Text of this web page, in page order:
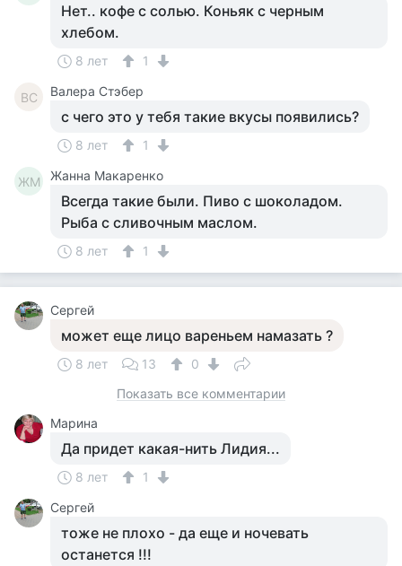
Нет.. кофе с солью. Коньяк с черным
хлебом.
8 лет 1
ВС Валера Стэбер
с чего это у тебя такие вкусы появились?
8 лет 1
ЖМ Жанна Макаренко
Всегда такие были. Пиво с шоколадом.
Рыба с сливочным маслом.
8 лет 1
Сергей
может еще лицо вареньем намазать ?
8 лет 13
0
Показать все комментарии
Марина
Да придет какая-нить Лидия...
8 лет
1
Сергей
тоже не плохо - да еще и ночевать
останется !!!